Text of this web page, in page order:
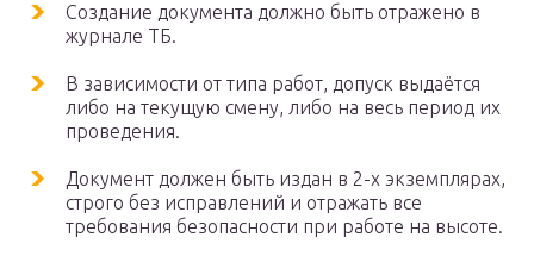
Создание документа должно быть отражено в
журнале ТБ.
В зависимости от типа работ, допуск выдаётся
либо на текущую смену, либо на весь период их
проведения.
Документ должен быть издан в 2-х экземплярах,
строго без исправлений и отражать все
требования безопасности при работе на высоте.